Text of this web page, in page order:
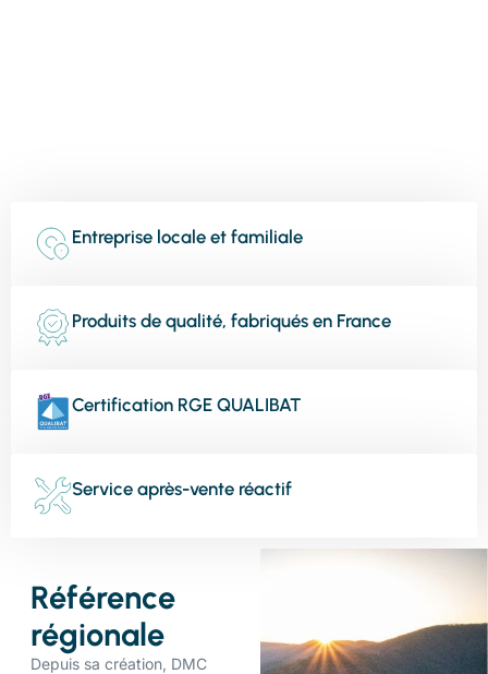
Entreprise locale et familiale
Produits de qualité, fabriqués en France
Certification RGE QUALIBAT
Service après-vente réactif
Référence
régionale
Depuis sa création, DMC